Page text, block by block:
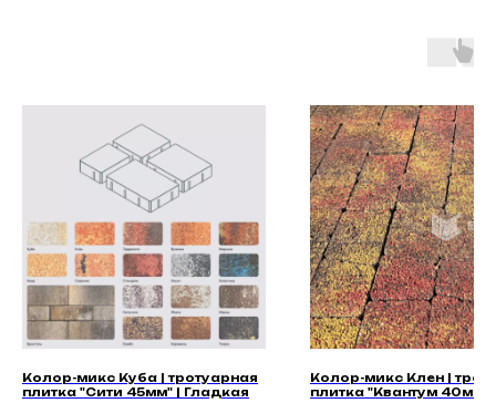
Колор-микс Куба | тротуарная
плитка "Сити 45мм" | Гладкая
Колор-микс Клен |
плитка "Квантум 40мм" |